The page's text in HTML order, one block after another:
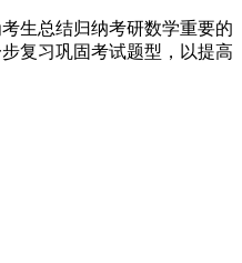
生总结归纳考研数学重要的
复习巩固考试题型，以提高